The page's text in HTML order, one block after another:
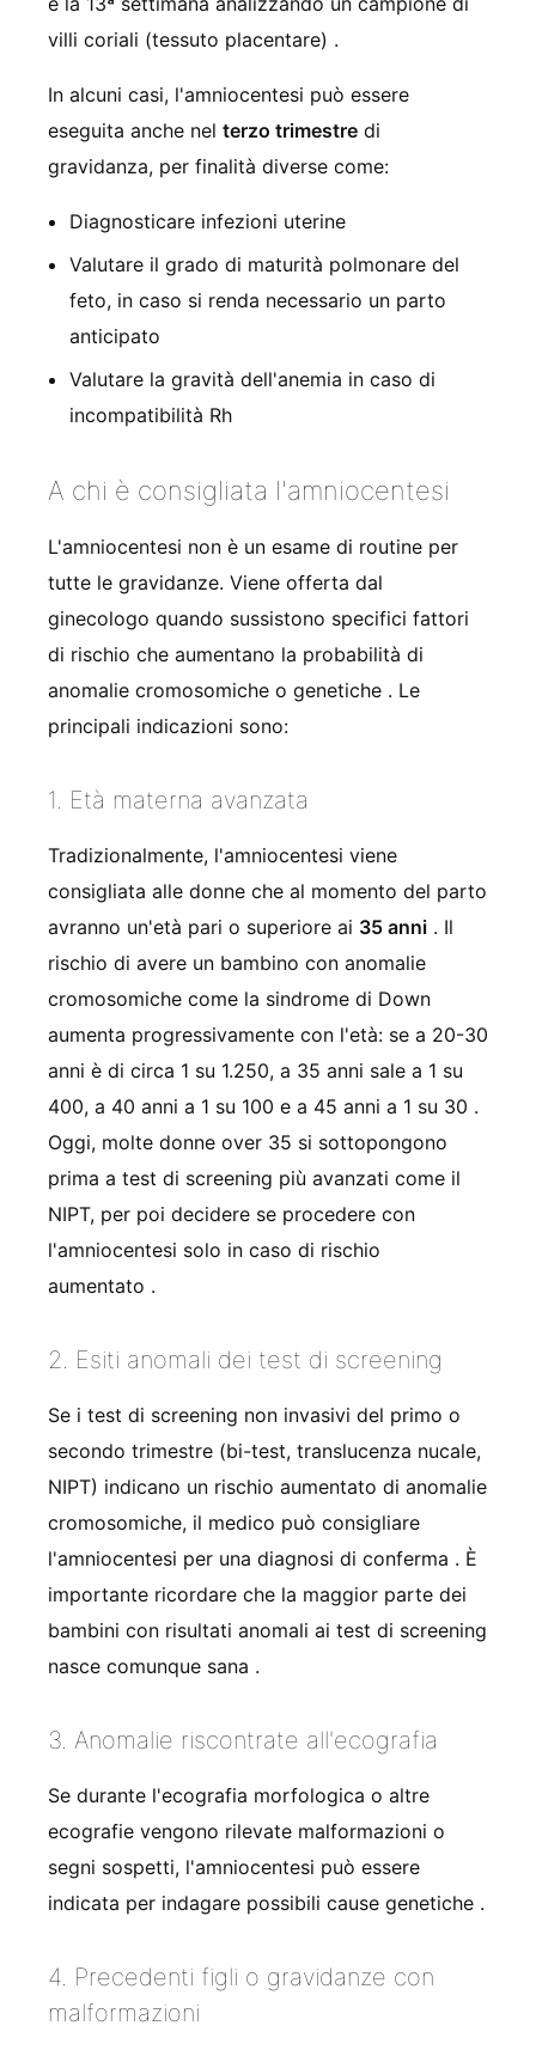
villi coriali (tessuto placentare) .
In alcuni casi, l'amniocentesi può essere
eseguita anche nel terzo trimestre di
gravidanza, per finalità diverse come:
Diagnosticare infezioni uterine
Valutare il grado di maturità polmonare del
feto, in caso si renda necessario un parto
anticipato
Valutare la gravità dell'anemia in caso di
incompatibilità Rh
A chi è consigliata l'amniocentesi
L'amniocentesi non è un esame di routine per
tutte le gravidanze. Viene offerta dal
ginecologo quando sussistono specifici fattori
di rischio che aumentano la probabilità di
anomalie cromosomiche o genetiche . Le
principali indicazioni sono:
1. Età materna avanzata
Tradizionalmente, l'amniocentesi viene
consigliata alle donne che al momento del parto
avranno un'età pari o superiore ai 35 anni . Il
rischio di avere un bambino con anomalie
cromosomiche come la sindrome di Down
aumenta progressivamente con l'età: se a 20-30
anni è di circa 1 su 1.250, a 35 anni sale a 1 su
400, a 40 anni a 1 su 100 e a 45 anni a 1 su 30 .
Oggi, molte donne over 35 si sottopongono
prima a test di screening più avanzati come il
NIPT, per poi decidere se procedere con
l'amniocentesi solo in caso di rischio
aumentato .
2. Esiti anomali dei test di screening
Se i test di screening non invasivi del primo o
secondo trimestre (bi-test, translucenza nucale,
NIPT) indicano un rischio aumentato di anomalie
cromosomiche, il medico può consigliare
l'amniocentesi per una diagnosi di conferma . È
importante ricordare che la maggior parte dei
bambini con risultati anomali ai test di screening
nasce comunque sana .
3. Anomalie riscontrate all'ecografia
Se durante l'ecografia morfologica o altre
ecografie vengono rilevate malformazioni o
segni sospetti, l'amniocentesi può essere
indicata per indagare possibili cause genetiche .
4. Precedenti figli o gravidanze con
malformazioni